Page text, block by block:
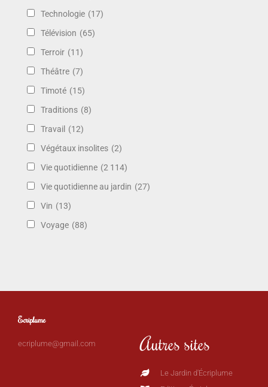
Technologie (17)
Télévision (65)
Terroir (11)
Théâtre (7)
Timoté (15)
Traditions (8)
Travail (12)
Végétaux insolites (2)
Vie quotidienne (2 114)
Vie quotidienne au jardin (27)
Vin (13)
Voyage (88)
Ecriplume
ecriplume@gmail.com Autres sites
Le Jardin d'Écriplume